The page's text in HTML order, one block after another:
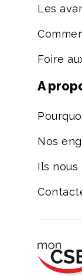
Les
Foire
A
Nos
Ils